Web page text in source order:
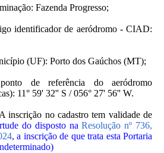
Fazenda Progresso;
identificador de aeródromo - CIAD:
(UF): Porto dos Gaúchos (MT);
de referência do aeródromo
11° 59' 32'' S / 056° 27' 56'' W.
inscrição no cadastro tem validade de
do disposto naResolução nº 736,
, a inscrição de que trata esta Portaria